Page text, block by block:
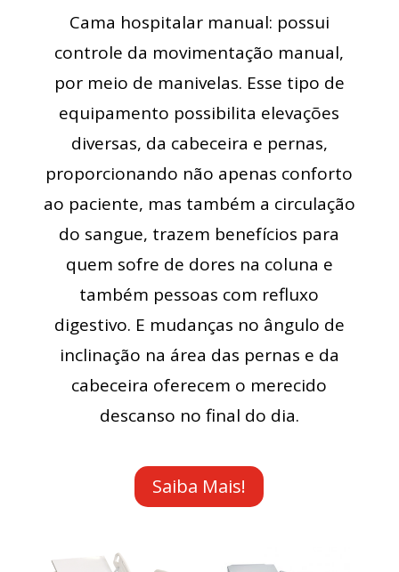
Cama hospitalar manual: possui
controle da movimentação manual,
por meio de manivelas. Esse tipo de
equipamento possibilita elevações
diversas, da cabeceira e pernas,
proporcionando não apenas conforto
ao paciente, mas também a circulação
do sangue, trazem benefícios para
quem sofre de dores na coluna e
também pessoas com refluxo
digestivo. E mudanças no ângulo de
inclinação na área das pernas e da
cabeceira oferecem o merecido
descanso no final do dia.
Saiba Mais!